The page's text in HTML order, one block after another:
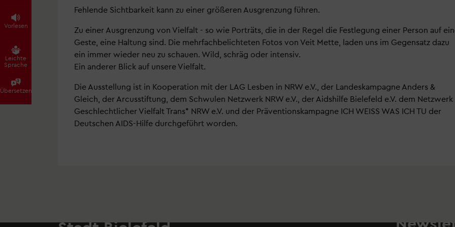
Vorlesen
Leichte
Sprache
Übersetzen
Fehlende Sichtbarkeit kann zu einer größeren Ausgrenzung führen.
Zu einer Ausgrenzung von Vielfalt - so wie Porträts, die in der Regel die Festlegung einer Person auf
Geste, eine Haltung sind. Die mehrfachbelichteten Fotos von Veit Mette, laden uns im Gegensatz dazu
ein immer wieder neu zu schauen. Wild, schräg oder intensiv.
Ein anderer Blick auf unsere Vielfalt.
Die Ausstellung ist in Kooperation mit der LAG Lesben in NRW e.V., der Landeskampagne Anders &
Gleich, der Arcusstiftung, dem Schwulen Netzwerk NRW e.V., der Aidshilfe Bielefeld e.V. dem Netzwerk
Geschlechtlicher Vielfalt Trans* NRW e.V. und der Präventionskampagne ICH WEISS WAS ICH TU der
Deutschen AIDS-Hilfe durchgeführt worden.